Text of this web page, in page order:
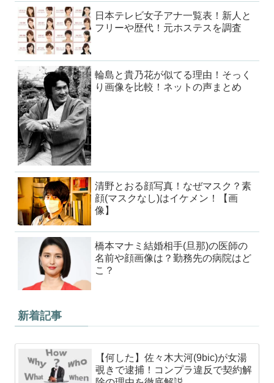
日本テレビ女子アナ一覧表！新人と
フリーや歴代！元ホステスを調査
輪島と貴乃花が似てる理由！そっく
り画像を比較！ネットの声まとめ
清野とおる顔写真！なぜマスク？素
顔(マスクなし)はイケメン！【画
像】
橋本マナミ結婚相手(旦那)の医師の
名前や顔画像は？勤務先の病院はど
こ？
新着記事
【何した】佐々木大河(9bic)が女湯
覗きで逮捕！コンプラ違反で契約解